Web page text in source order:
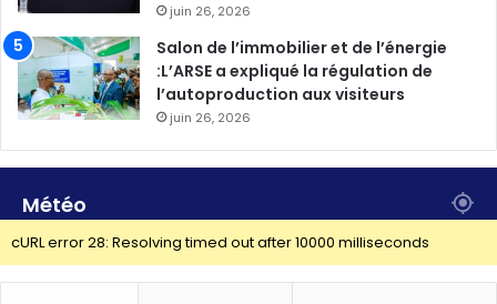
juin 26, 2026
Salon de l’immobilier et de l’énergie
:L’ARSE a expliqué la régulation de
l’autoproduction aux visiteurs
juin 26, 2026
Météo
cURL error 28: Resolving timed out after 10000 milliseconds